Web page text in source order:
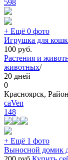
598
+ Ещё 0 фото
Игрушка для
100 руб.
Растения и
животных/
20 дней
0
Красноярск,
caVen
148
+ Ещё 1 фото
Выносной домик